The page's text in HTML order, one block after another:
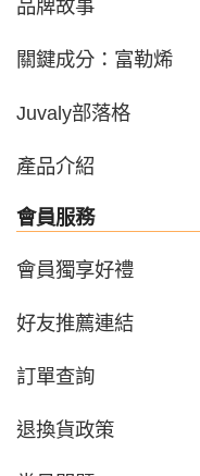
品牌故事
關鍵成分：富勒烯
Juvaly部落格
產品介紹
會員服務
會員獨享好禮
好友推薦連結
訂單查詢
退換貨政策